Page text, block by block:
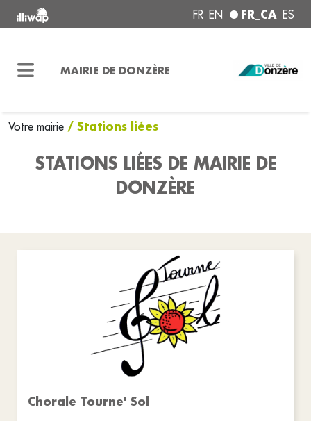
FR EN FR_CA ES
MAIRIE DE DONZÈRE
Votre mairie / Stations liées
STATIONS LIÉES DE MAIRIE DE
DONZÈRE
Chorale Tourne' Sol